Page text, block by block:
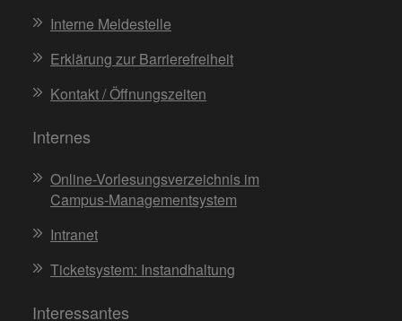
Interne Meldestelle
Erklärung zur Barrierefreiheit
Kontakt / Öffnungszeiten
Internes
Online-Vorlesungsverzeichnis im
Campus-Managementsystem
Intranet
Ticketsystem: Instandhaltung
Interessantes